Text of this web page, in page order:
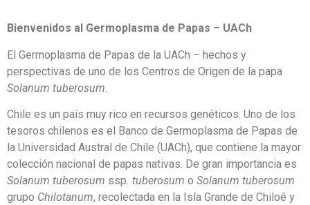
Bienvenidos al Germoplasma de Papas – UACh
El Germoplasma de Papas de la UACh – hechos y
perspectivas de uno de los Centros de Origen de la papa
Solanum tuberosum.
Chile es un país muy rico en recursos genéticos. Uno de los
tesoros chilenos es el Banco de Germoplasma de Papas de
la Universidad Austral de Chile (UACh), que contiene la mayor
colección nacional de papas nativas. De gran importancia es
Solanum tuberosum ssp. tuberosum o Solanum tuberosum
grupo Chilotanum, recolectada en la Isla Grande de Chiloé y